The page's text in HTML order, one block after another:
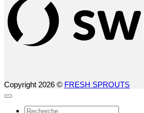
Copyright 2026 © FRESH SPROUTS
Recherche